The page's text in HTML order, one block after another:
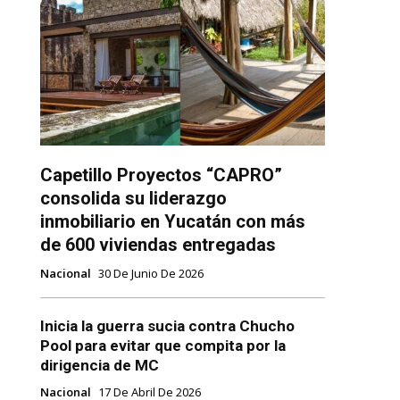
Capetillo Proyectos “CAPRO”
consolida su liderazgo
inmobiliario en Yucatán con más
de 600 viviendas entregadas
Nacional 30 De Junio De 2026
Inicia la guerra sucia contra Chucho
Pool para evitar que compita por la
dirigencia de MC
Nacional 17 De Abril De 2026